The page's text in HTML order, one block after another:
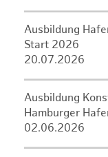
Ausbildung
Start 2026
20.07.2026
Ausbildung
Hamburger
02.06.2026